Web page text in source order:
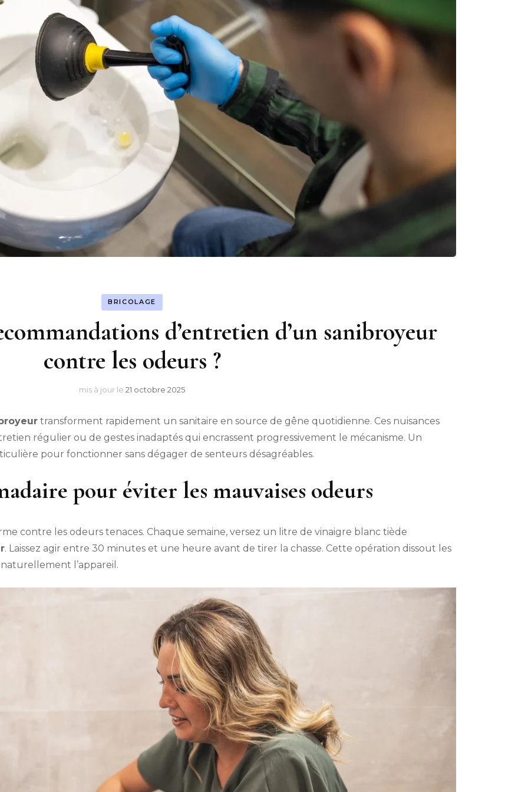
BRICOLAGE
d’entretien d’un sanibroyeur
contre les odeurs ?
mis à jour le 21 octobre 2025
transforment rapidement un sanitaire en source de gêne quotidienne. Ces nuisances
régulier ou de gestes inadaptés qui encrassent progressivement le mécanisme. Un
pour fonctionner sans dégager de senteurs désagréables.
pour éviter les mauvaises odeurs
contre les odeurs tenaces. Chaque semaine, versez un litre de vinaigre blanc tiède
. Laissez agir entre 30 minutes et une heure avant de tirer la chasse. Cette opération dissout les
l’appareil.